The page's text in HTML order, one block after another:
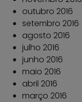
outubro 2016
setembro 2016
agosto 2016
julho 2016
junho 2016
maio 2016
abril 2016
março 2016